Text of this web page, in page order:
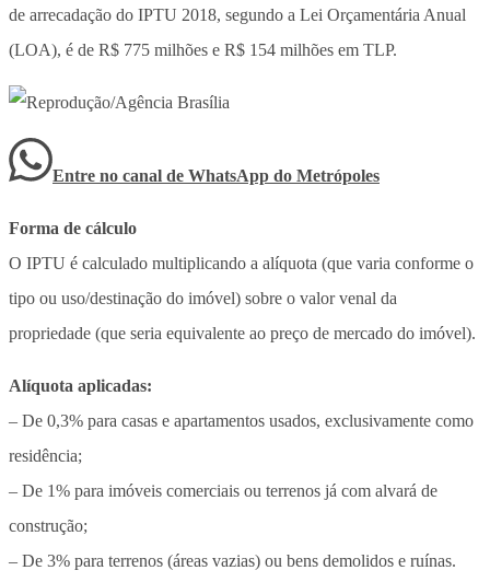
de arrecadação do IPTU 2018, segundo a Lei Orçamentária Anual
(LOA), é de R$ 775 milhões e R$ 154 milhões em TLP.
Entre no canal de WhatsApp do Metrópoles
Forma de cálculo
O IPTU é calculado multiplicando a alíquota (que varia conforme o
tipo ou uso/destinação do imóvel) sobre o valor venal da
propriedade (que seria equivalente ao preço de mercado do imóvel).
Alíquota aplicadas:
– De 0,3% para casas e apartamentos usados, exclusivamente como
residência;
– De 1% para imóveis comerciais ou terrenos já com alvará de
construção;
– De 3% para terrenos (áreas vazias) ou bens demolidos e ruínas.